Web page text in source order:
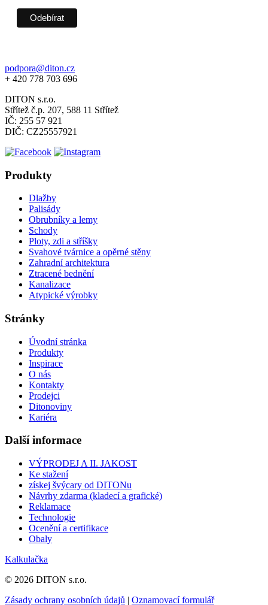
podpora@diton.cz
+ 420 778 703 696
DITON s.r.o.
Střítež č.p. 207, 588 11 Střítež
IČ: 255 57 921
DIČ: CZ25557921
Produkty
Dlažby
Palisády
Obrubníky a lemy
Schody
Ploty, zdi a stříšky
Svahové tvárnice a opěrné stěny
Zahradní architektura
Ztracené bednění
Kanalizace
Atypické výrobky
Stránky
Úvodní stránka
Produkty
Inspirace
O nás
Kontakty
Prodejci
Ditonoviny
Kariéra
Další informace
VÝPRODEJ A II. JAKOST
Ke stažení
získej švýcary od DITONu
Návrhy zdarma (kladecí a grafické)
Reklamace
Technologie
Ocenění a certifikace
Obaly
Kalkulačka
© 2026 DITON s.r.o.
Zásady ochrany osobních údajů | Oznamovací formulář